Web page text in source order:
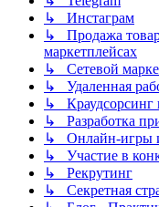
↳ Инстаграм
↳ Продажа
маркетплейсах
↳ Сетевой
↳ Удаленная
↳ Краудсорсинг
↳ Разработка
↳ Онлайн-игры
↳ Участие в
↳ Рекрутинг
↳ Секретная